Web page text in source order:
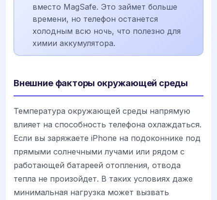
вместо MagSafe. Это займет больше
времени, но телефон останется
холодным всю ночь, что полезно для
химии аккумулятора.
Внешние факторы окружающей среды
Температура окружающей среды напрямую
влияет на способность телефона охлаждаться.
Если вы заряжаете iPhone на подоконнике под
прямыми солнечными лучами или рядом с
работающей батареей отопления, отвода
тепла не произойдет. В таких условиях даже
минимальная нагрузка может вызвать